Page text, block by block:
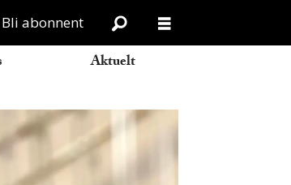
Bli abonnent
Aktuelt